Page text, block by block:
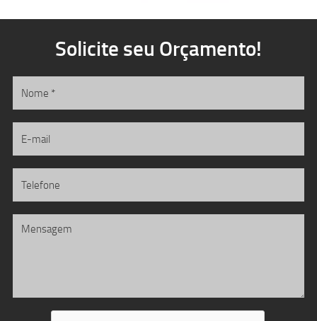
Solicite seu Orçamento!